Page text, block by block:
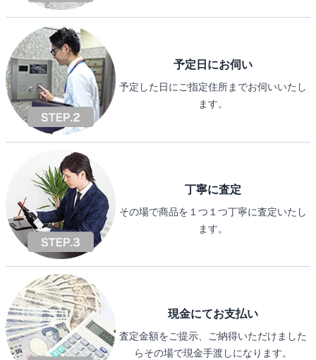
予定日にお伺い
予定した日にご指定住所までお伺いいたし
ます。
丁寧に査定
その場で商品を１つ１つ丁寧に査定いたし
ます。
現金にてお支払い
査定金額をご提示、ご納得いただけました
らその場で現金手渡しになります。